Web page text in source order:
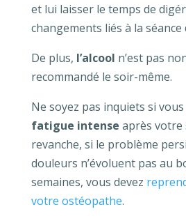
et lui laisser le temps de
changements liés à la séance
De plus, l’alcool n’est pas
recommandé le soir-même.
Ne soyez pas inquiets si
fatigue intense après votre
revanche, si le problème
douleurs n’évoluent pas au
semaines, vous devez
votre ostéopathe.